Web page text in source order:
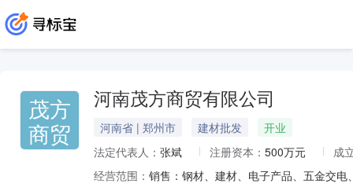
茂方
商贸
河南茂方商贸有限公司
河南省 | 郑州市 建材批发
开业
法定代表人： 张斌 注册资本： 500万元
成
经营范围：